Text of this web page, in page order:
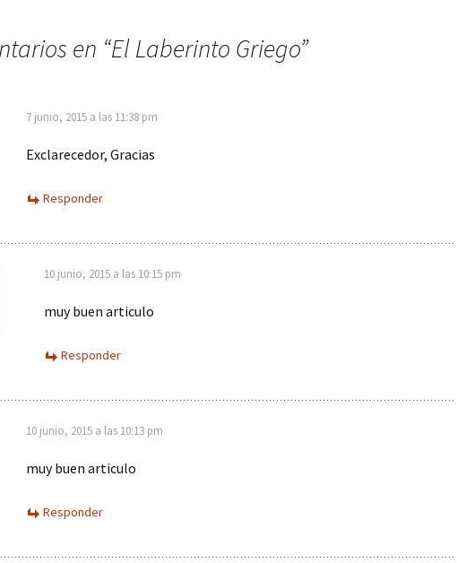
en “El Laberinto Griego”
7 junio, 2015 a las 11:38 pm
Exclarecedor, Gracias
Responder
10 junio, 2015 a las 10:15 pm
muy buen articulo
Responder
10 junio, 2015 a las 10:13 pm
muy buen articulo
Responder